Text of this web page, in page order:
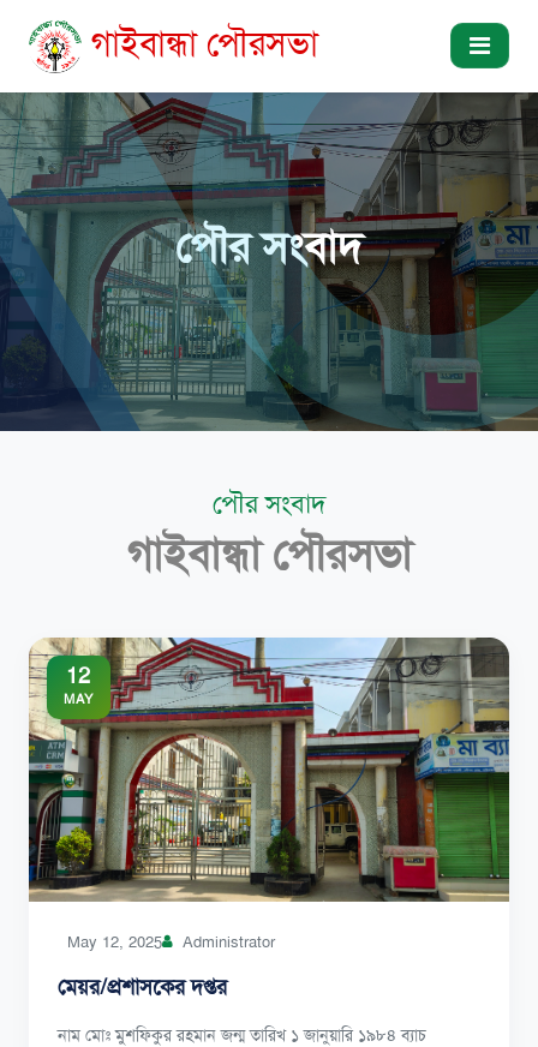
গাইবান্ধা পৌরসভা
পৌর সংবাদ
পৌর সংবাদ
গাইবান্ধা পৌরসভা
12
MAY
May 12, 2025 Administrator
মেয়র/প্রশাসকের দপ্তর
নাম মোঃ মুশফিকুর রহমান জন্ম তারিখ ১ জানুয়ারি ১৯৮৪ ব্যাচ